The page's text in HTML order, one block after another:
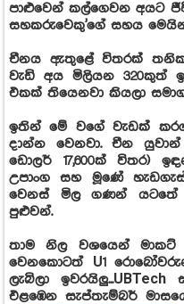
පාළුවෙන් කල්ගෙවන අයට
සහකරුවෙකු'ගේ සහය මෙයින්
චීනය ඇතුළේ විතරක්
වැඩි අය මිලියන 320කුත්
එකක් තියෙනවා කියලා
ඉතින් මේ වගේ වැඩක්
දාන්න වෙනවා. චීන යුවාන්
ඩොලර් 17,600ක් විතර)
උපාංග සහ මූණේ
වෙනස් මිල ගණන්
පුළුවන්.
තාම නිල වශයෙන් මාකට්
වෙනකොටත් U1
ලැබිලා
එළඹෙන සැප්තැම්බර්